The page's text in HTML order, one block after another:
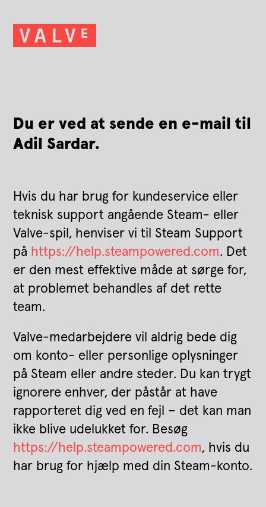
Du er ved at sende en e-mail til
Adil Sardar.
Hvis du har brug for kundeservice eller
teknisk support angående Steam- eller
Valve-spil, henviser vi til Steam Support
på https://help.steampowered.com. Det
er den mest effektive måde at sørge for,
at problemet behandles af det rette
team.
Valve-medarbejdere vil aldrig bede dig
om konto- eller personlige oplysninger
på Steam eller andre steder. Du kan trygt
ignorere enhver, der påstår at have
rapporteret dig ved en fejl – det kan man
ikke blive udelukket for. Besøg
https://help.steampowered.com, hvis du
har brug for hjælp med din Steam-konto.